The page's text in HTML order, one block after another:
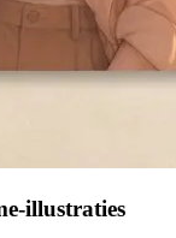
illustraties